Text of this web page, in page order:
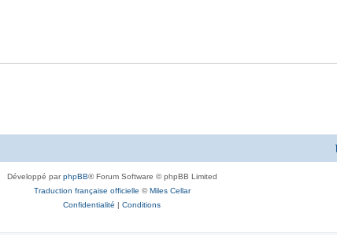
Développé parphpBB® Forum Software © phpBB Limited
Traduction française officielle ©Miles Cellar
Confidentialité | Conditions